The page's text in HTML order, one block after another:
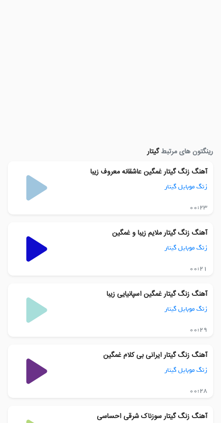
رینگتون های مرتبطگیتار
آهنگ زنگ گیتار غمگین عاشقانه معروف زیبا
زنگ موبایل گیتار
00:23
آهنگ زنگ گیتار ملایم زیبا و غمگین
زنگ موبایل گیتار
00:21
آهنگ زنگ گیتار غمگین اسپانیایی زیبا
زنگ موبایل گیتار
00:29
آهنگ زنگ گیتار ایرانی بی کلام غمگین
زنگ موبایل گیتار
00:28
آهنگ زنگ گیتار سوزناک شرقی احساسی